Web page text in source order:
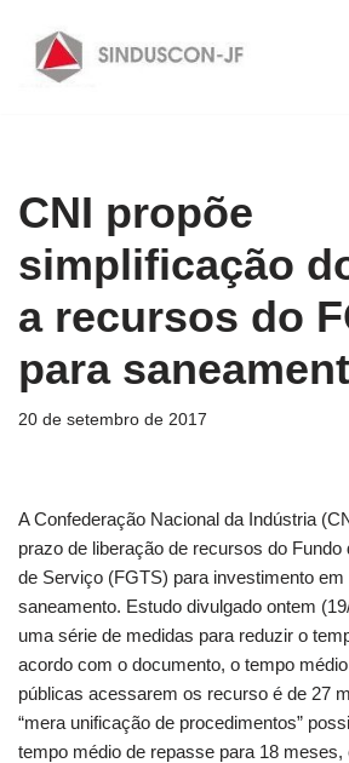
Pular
CNI propõe
simplificação
a recursos do
para
20 de setembro de 2017
A Confederação Nacional da Indústria
prazo de liberação de recursos do Fundo
de Serviço (FGTS) para investimento em
saneamento. Estudo divulgado ontem
uma série de medidas para reduzir o
acordo com o documento, o tempo
públicas acessarem os recurso é de 27
“mera unificação de procedimentos”
tempo médio de repasse para 18